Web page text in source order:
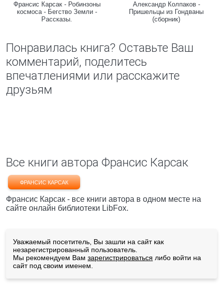
Франсис Карсак - Робинзоны
космоса - Бегство Земли -
Рассказы.
Александр Колпаков -
Пришельцы из Гондваны
(сборник)
Понравилась книга? Оставьте Ваш
комментарий, поделитесь
впечатлениями или расскажите
друзьям
Все книги автора Франсис Карсак
ФРАНСИС КАРСАК
Франсис Карсак - все книги автора в одном месте на
сайте онлайн библиотеки LibFox.
Уважаемый посетитель, Вы зашли на сайт как
незарегистрированный пользователь.
Мы рекомендуем Вам зарегистрироваться либо войти на
сайт под своим именем.